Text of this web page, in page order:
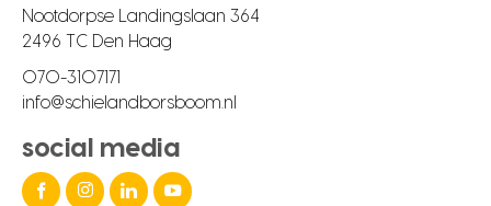
Nootdorpse Landingslaan 364
2496 TC Den Haag
070-3107171
info@schielandborsboom.nl
social media